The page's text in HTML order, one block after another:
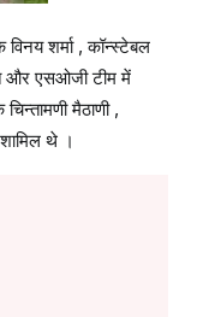
विनय शर्मा , कॉन्स्टेबल
और एसओजी टीम में
मैठाणी ,
थे ।